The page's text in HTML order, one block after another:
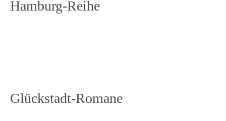
Hamburg-Reihe
Glückstadt-Romane